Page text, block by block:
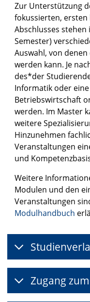
Zur Unterstützung
fokussierten,
Abschlusses
Semester)
Auswahl, von
werden kann. Je
des*der
Informatik oder
Betriebswirtschaft
werden. Im Master
weitere
Hinzunehmen
Veranstaltungen
und
Weitere
Modulen und den
Veranstaltungen
Modulhandbuch
Zugang